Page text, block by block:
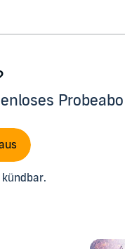
Probeabo
kündbar.